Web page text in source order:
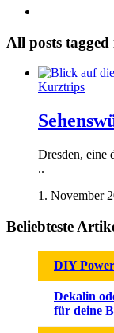
All posts tagged
Kurztrips
Dresden, eine
..
1. November
Beliebteste
DIY
Dekalin
für deine